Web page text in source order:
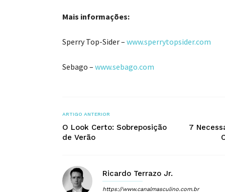
Mais informações:
Sperry Top-Sider – www.sperrytopsider.com
Sebago – www.sebago.com
ARTIGO ANTERIOR
O Look Certo: Sobreposição
de Verão
7
Ricardo Terrazo Jr.
https://www.canalmasculino.com.br